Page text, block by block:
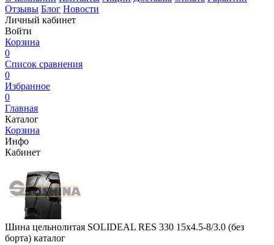
Отзывы Блог Новости
Личный кабинет
Войти
Корзина
0
Список сравнения
0
Избранное
0
Главная
Каталог
Корзина
Инфо
Кабинет
Шина цельнолитая SOLIDEAL RES 330 15x4.5-8/3.0 (без
борта) каталог